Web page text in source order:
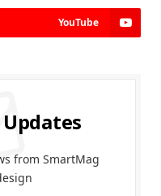
YouTube
from SmartMag